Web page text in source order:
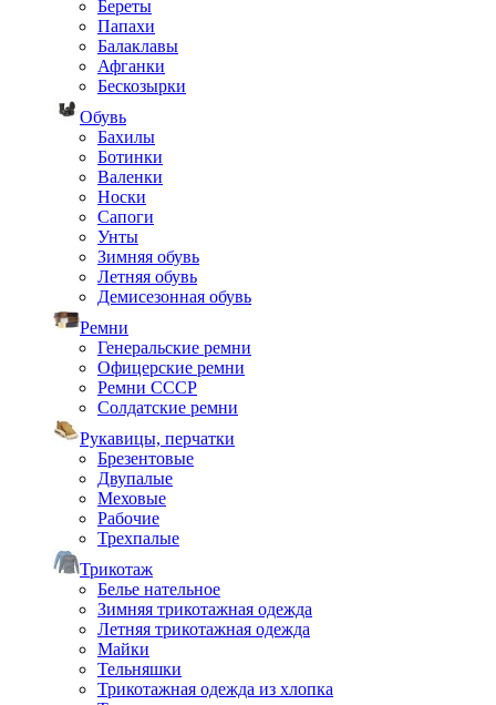
Береты
Папахи
Балаклавы
Афганки
Бескозырки
Обувь
Бахилы
Ботинки
Валенки
Носки
Сапоги
Унты
Зимняя обувь
Летняя обувь
Демисезонная обувь
Ремни
Генеральские ремни
Офицерские ремни
Ремни СССР
Солдатские ремни
Рукавицы, перчатки
Брезентовые
Двупалые
Меховые
Рабочие
Трехпалые
Трикотаж
Белье нательное
Зимняя трикотажная одежда
Летняя трикотажная одежда
Майки
Тельняшки
Трикотажная одежда из хлопка